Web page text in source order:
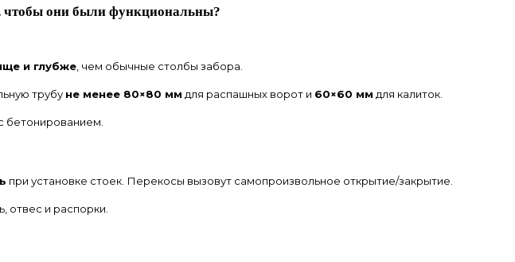
чтобы они были функциональны?
и глубже, чем обычные столбы забора.
трубу не менее 80×80 мм для распашных ворот и 60×60 мм для калиток.
бетонированием.
при установке стоек. Перекосы вызовут самопроизвольное открытие/закрытие.
отвес и распорки.